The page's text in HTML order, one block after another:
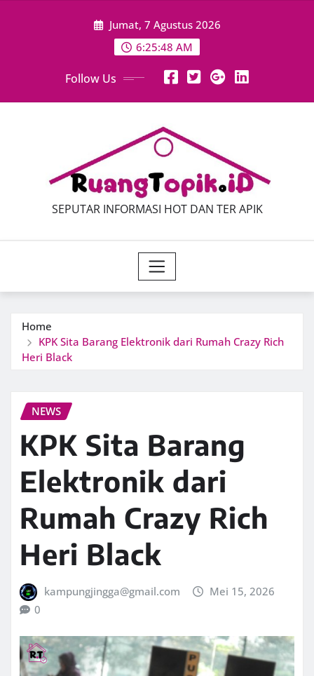
Jumat, 7 Agustus 2026
6:25:49 AM
Follow Us
SEPUTAR INFORMASI HOT DAN TER APIK
Home
KPK Sita Barang Elektronik dari Rumah Crazy Rich
Heri Black
NEWS
KPK Sita Barang
Elektronik dari
Rumah Crazy Rich
Heri Black
kampungjingga@gmail.com
Mei 15, 2026
0